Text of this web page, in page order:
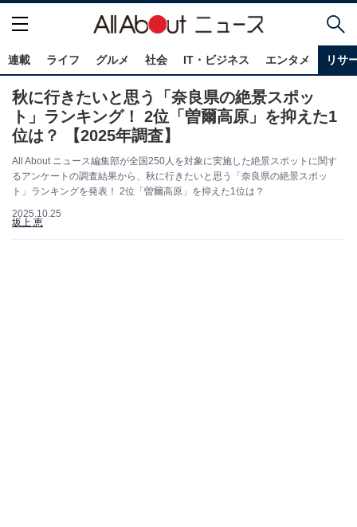
連載 ライフ グルメ 社会 IT・ビジネス エンタメ リサ
秋に行きたいと思う「奈良県の絶景スポッ
ト」ランキング！ 2位「曽爾高原」を抑えた1
位は？ 【2025年調査】
All About ニュース編集部が全国250人を対象に実施した絶景スポットに関す
るアンケートの調査結果から、秋に行きたいと思う「奈良県の絶景スポッ
ト」ランキングを発表！ 2位「曽爾高原」を抑えた1位は？
2025.10.25
坂上 恵